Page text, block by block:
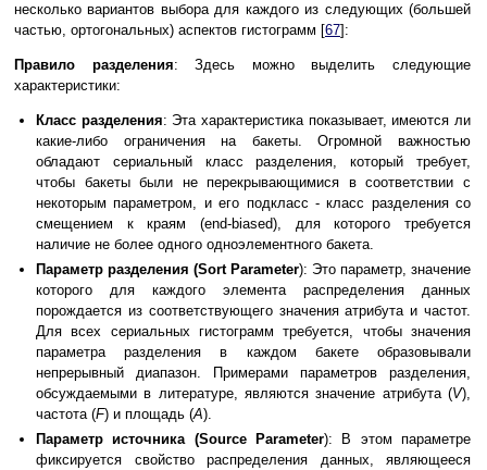
несколько вариантов выбора для каждого из следующих (большей
частью, ортогональных) аспектов гистограмм [67]:
Правило разделения: Здесь можно выделить следующие
характеристики:
Класс разделения: Эта характеристика показывает, имеются ли
какие-либо ограничения на бакеты. Огромной важностью
обладают сериальный класс разделения, который требует,
чтобы бакеты были не перекрывающимися в соответствии с
некоторым параметром, и его подкласс - класс разделения со
смещением к краям (end-biased), для которого требуется
наличие не более одного одноэлементного бакета.
Параметр разделения (Sort Parameter): Это параметр, значение
которого для каждого элемента распределения данных
порождается из соответствующего значения атрибута и частот.
Для всех сериальных гистограмм требуется, чтобы значения
параметра разделения в каждом бакете образовывали
непрерывный диапазон. Примерами параметров разделения,
обсуждаемыми в литературе, являются значение атрибута (V),
частота (F) и площадь (A).
Параметр источника (Source Parameter): В этом параметре
фиксируется свойство распределения данных, являющееся